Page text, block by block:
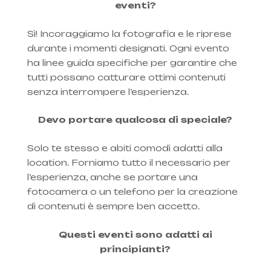
eventi?
Sì! Incoraggiamo la fotografia e le riprese
durante i momenti designati. Ogni evento
ha linee guida specifiche per garantire che
tutti possano catturare ottimi contenuti
senza interrompere l’esperienza.
Devo portare qualcosa di speciale?
Solo te stesso e abiti comodi adatti alla
location. Forniamo tutto il necessario per
l’esperienza, anche se portare una
fotocamera o un telefono per la creazione
di contenuti è sempre ben accetto.
Questi eventi sono adatti ai
principianti?